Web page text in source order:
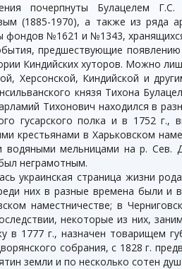
почерпнуты Булацелем
(1885-1970), а также из ряда
фондов №1621 и №1343,
предшествующие
Киндийских хуторов. Можно
Херсонской, Киндийской и
князя Тихона
Тихонович находился в
гусарского полка и в 1752
крестьянами в Харьковском
водяными мельницами на р. Сев.
неграмотным.
украинская страница жизни
них в разные времена были и
наместничестве; в
некоторые из них,
в 1777 г., назначен товарищем
собрания, с 1828 г.
земли и по несколько сотен